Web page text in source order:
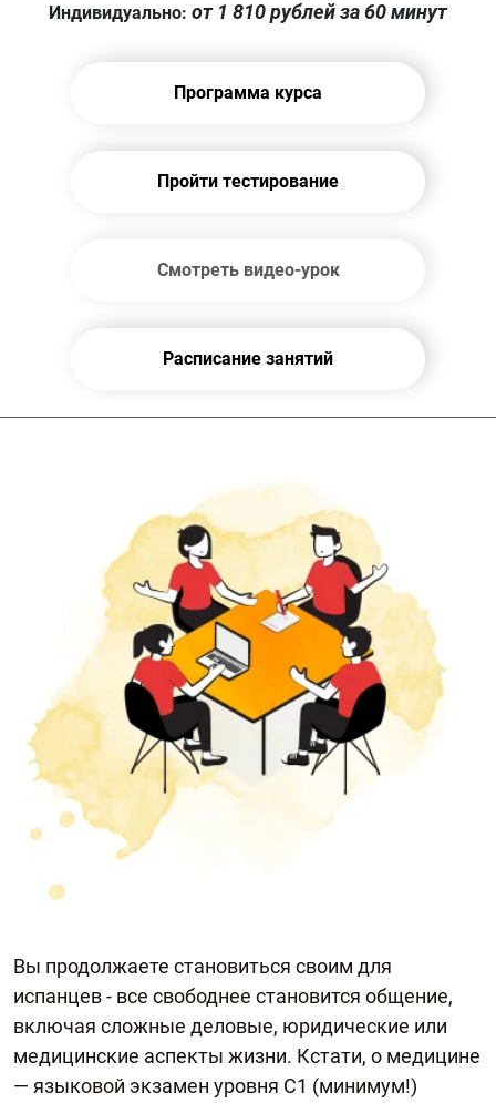
Индивидуально: от 1 810 рублей за 60 минут
Программа курса
Пройти тестирование
Смотреть видео-урок
Расписание занятий
Вы продолжаете становиться своим для
испанцев - все свободнее становится общение,
включая сложные деловые, юридические или
медицинские аспекты жизни. Кстати, о медицине
— языковой экзамен уровня С1 (минимум!)